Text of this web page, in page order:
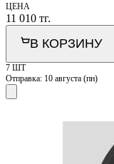
ЦЕНА
11 010 тг.
В КОРЗИНУ
7 ШТ
Отправка: 10 августа (пн)